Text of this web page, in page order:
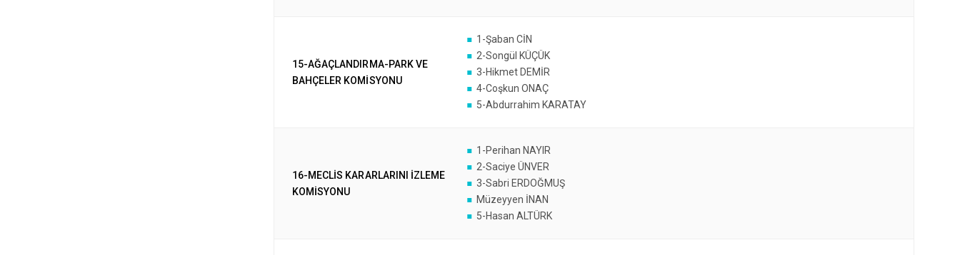
15-AĞAÇLANDIRMA-PARK VE
BAHÇELER KOMİSYONU
1-Şaban CİN
2-Songül KÜÇÜK
3-Hikmet DEMİR
4-Coşkun ONAÇ
5-Abdurrahim KARATAY
16-MECLİS KARARLARINI İZLEME
KOMİSYONU
1-Perihan NAYIR
2-Saciye ÜNVER
3-Sabri ERDOĞMUŞ
Müzeyyen İNAN
5-Hasan ALTÜRK